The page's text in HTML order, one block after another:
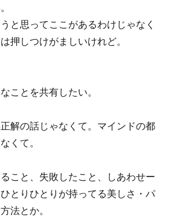
と思ってここがあるわけじゃなく
押しつけがましいけれど。
ことを共有したい。
解の話じゃなくて。マインドの都
くて。
こと、失敗したこと、しあわせー
とりひとりが持ってる美しさ・パ
法とか。